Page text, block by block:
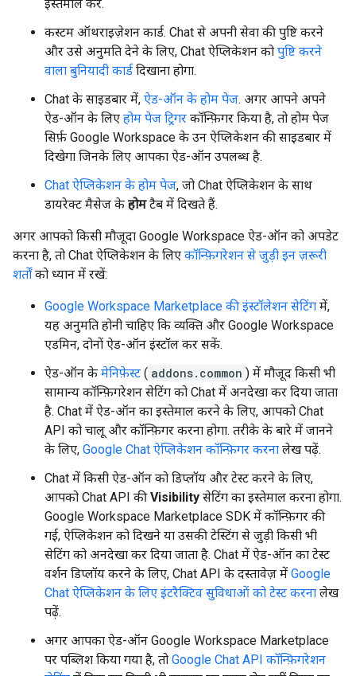
इस्तेमाल करें.
कस्टम ऑथराइज़ेशन कार्ड. Chat से अपनी सेवा की पुष्टि करने
और उसे अनुमति देने के लिए, Chat ऐप्लिकेशन को पुष्टि करने
वाला बुनियादी कार्ड दिखाना होगा.
Chat के साइडबार में, ऐड-ऑन के होम पेज. अगर आपने अपने
ऐड-ऑन के लिए होम पेज ट्रिगर कॉन्फ़िगर किया है, तो होम पेज
सिर्फ़ Google Workspace के उन ऐप्लिकेशन की साइडबार में
दिखेगा जिनके लिए आपका ऐड-ऑन उपलब्ध है.
Chat ऐप्लिकेशन के होम पेज, जो Chat ऐप्लिकेशन के साथ
डायरेक्ट मैसेज के होमटैब में दिखते हैं.
अगर आपको किसी मौजूदा Google Workspace ऐड-ऑन को अपडेट
करना है, तो Chat ऐप्लिकेशन के लिए कॉन्फ़िगरेशन से जुड़ी इन ज़रूरी
शर्तोंको ध्यान में रखें:
Google Workspace Marketplace की इंस्टॉलेशन सेटिंग में,
यह अनुमति होनी चाहिए कि व्यक्ति और Google Workspace
एडमिन, दोनों ऐड-ऑन इंस्टॉल कर सकें.
ऐड-ऑन के मेनिफ़ेस्ट ( addons.common ) में मौजूद किसी भी
सामान्य कॉन्फ़िगरेशन सेटिंग को Chat में अनदेखा कर दिया जाता
है. Chat में ऐड-ऑन का इस्तेमाल करने के लिए, आपको Chat
API को चालू और कॉन्फ़िगर करना होगा. तरीके के बारे में जानने
के लिए, Google Chat ऐप्लिकेशन कॉन्फ़िगर करना लेख पढ़ें.
Chat में किसी ऐड-ऑन को डिप्लॉय और टेस्ट करने के लिए,
आपको Chat API कीVisibility सेटिंग का इस्तेमाल करना होगा.
Google Workspace Marketplace SDK में कॉन्फ़िगर की
गई, ऐप्लिकेशन को दिखने या उसकी टेस्टिंग से जुड़ी किसी भी
सेटिंग को अनदेखा कर दिया जाता है. Chat में ऐड-ऑन का टेस्ट
वर्शन डिप्लॉय करने के लिए, Chat API के दस्तावेज़ में Google
Chat ऐप्लिकेशन के लिए इंटरैक्टिव सुविधाओं को टेस्ट करना लेख
पढ़ें.
अगर आपका ऐड-ऑन Google Workspace Marketplace
पर पब्लिश किया गया है, तो Google Chat API कॉन्फ़िगरेशन